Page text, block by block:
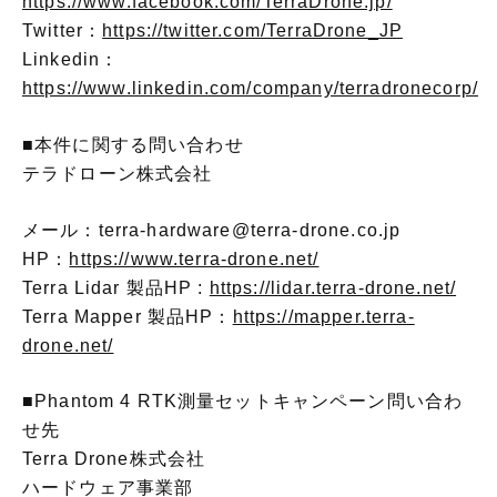
Twitter： https://twitter.com/TerraDrone_JP
Linkedin：
https://www.linkedin.com/company/terradronecorp/
■本件に関する問い合わせ
テラドローン株式会社
メール：terra-hardware@terra-drone.co.jp
HP： https://www.terra-drone.net/
Terra Lidar 製品HP : https://lidar.terra-drone.net/
Terra Mapper 製品HP： https://mapper.terra-
drone.net/
■Phantom 4 RTK測量セットキャンペーン問い合わ
せ先
Terra Drone株式会社
ハードウェア事業部